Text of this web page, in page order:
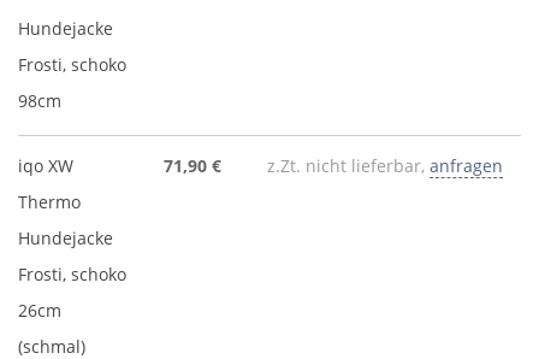
Hundejacke
Frosti, schoko
98cm
iqo XW
Thermo
Hundejacke
Frosti, schoko
26cm
(schmal)
71,90 € z.Zt. nicht lieferbar, anfragen